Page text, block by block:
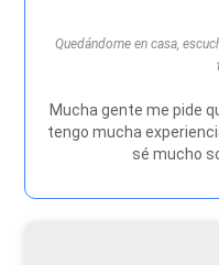
Quedándome en casa,
Mucha gente me pide
tengo mucha
sé mucho